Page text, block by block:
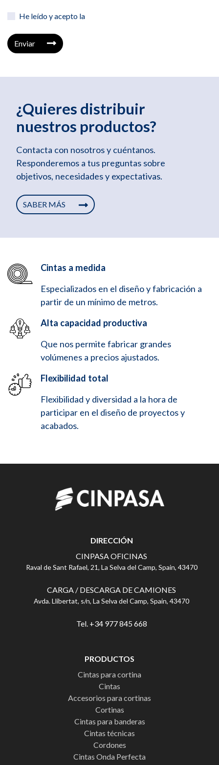
He leído y acepto la
Enviar
¿Quieres distribuir
nuestros productos?
Contacta con nosotros y cuéntanos.
Responderemos a tus preguntas sobre
objetivos, necesidades y expectativas.
SABER MÁS
Cintas a medida
Especializados en el diseño y fabricación a
partir de un mínimo de metros.
Alta capacidad productiva
Que nos permite fabricar grandes
volúmenes a precios ajustados.
Flexibilidad total
Flexibilidad y diversidad a la hora de
participar en el diseño de proyectos y
acabados.
DIRECCIÓN
CINPASA OFICINAS
Raval de Sant Rafael, 21, La Selva del Camp, Spain, 43470
CARGA / DESCARGA DE CAMIONES
Avda. Llibertat, s/n, La Selva del Camp, Spain, 43470
Tel. +34 977 845 668
PRODUCTOS
Cintas para cortina
Cintas
Accesorios para cortinas
Cortinas
Cintas para banderas
Cintas técnicas
Cordones
Cintas Onda Perfecta